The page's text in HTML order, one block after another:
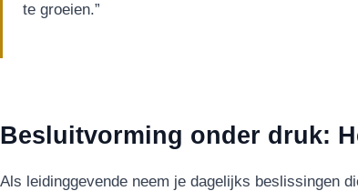
te groeien.”
Besluitvorming onder druk:
Als leidinggevende neem je dagelijks beslissingen